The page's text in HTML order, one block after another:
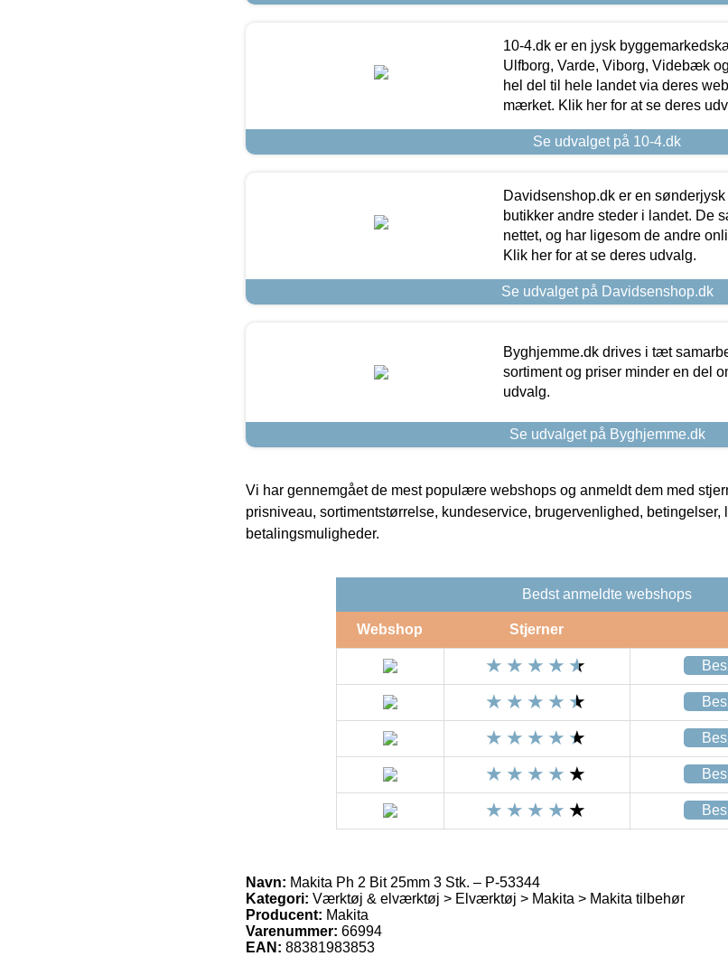
10-4.dk er en jysk
Ulfborg, Varde, Viborg, Videbæk
hel del til hele landet via deres
mærket. Klik her for at se deres
Se udvalget på 10-4.dk
Davidsenshop.dk er en
butikker andre steder i landet. De
nettet, og har ligesom de andre
Klik her for at se deres udvalg.
Se udvalget på Davidsenshop.dk
Byghjemme.dk drives i tæt
sortiment og priser minder en del
udvalg.
Se udvalget på Byghjemme.dk
Vi har gennemgået de mest populære webshops og anmeldt dem med
prisniveau, sortimentstørrelse, kundeservice, brugervenlighed, betingelser,
betalingsmuligheder.
Bedst anmeldte webshops
Webshop Stjerner
Navn: Makita Ph 2 Bit 25mm 3 Stk. – P-53344
Kategori: Værktøj & elværktøj > Elværktøj > Makita > Makita tilbehør
Producent: Makita
Varenummer: 66994
EAN: 88381983853